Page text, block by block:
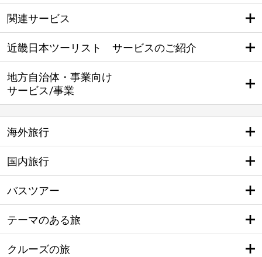
関連サービス
近畿日本ツーリスト サービスのご紹介
地方自治体・事業向け
サービス/事業
海外旅行
国内旅行
バスツアー
テーマのある旅
クルーズの旅